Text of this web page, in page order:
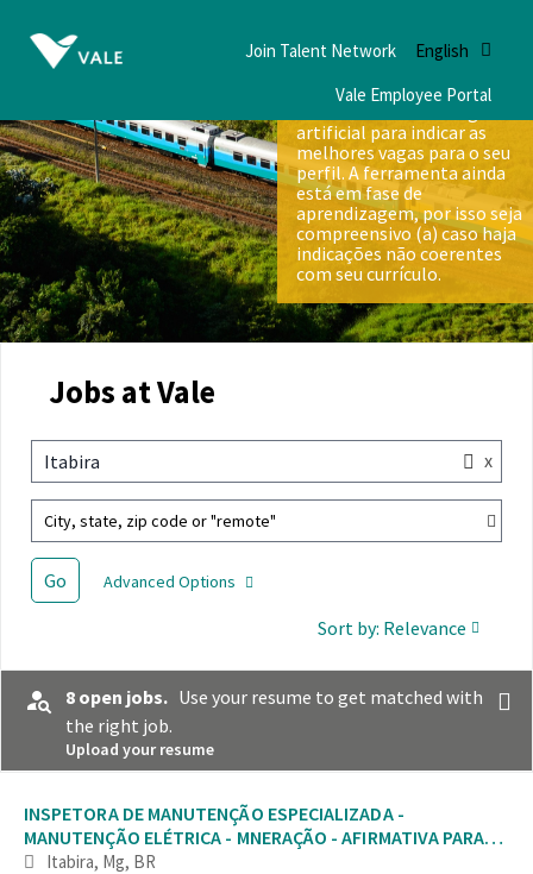
English
Join Talent Network
Vale Employee Portal
Nós utilizamos inteligência
artificial para indicar as
melhores vagas para o seu
perfil. A ferramenta ainda
está em fase de
aprendizagem, por isso seja
compreensivo (a) caso haja
indicações não coerentes
com seu currículo.
Jobs at Vale
Itabira x
City, state, zip code or "remote"
Go Advanced Options
Sort by: Relevance
8 open jobs. Use your resume to get matched with
the right job.
Upload your resume
INSPETORA DE MANUTENÇÃO ESPECIALIZADA -
MANUTENÇÃO ELÉTRICA - MNERAÇÃO - AFIRMATIVA PARA
MULHERES
Itabira, Mg, BR